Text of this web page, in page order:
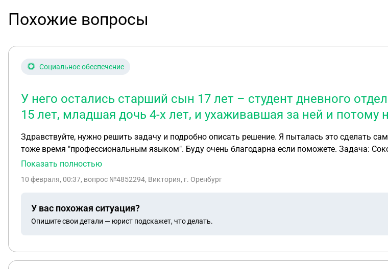
Похожие вопросы
Социальное обеспечение
У него остались старший сын 17 лет – студент дневного
15 лет, младшая дочь 4-х лет, и ухаживавшая за ней и
Здравствуйте, нужно решить задачу и подробно описать решение. Я пыталась это сделать
тоже время "профессиональным языком". Буду очень благодарна если поможете. Задача: Соколов, работавший шахтером на шахте «Союз», расположенной в г.
Мирный, погиб 21 июня 2019 года от взрыва метана. У него остались старший сын 17 лет –
страховую пенсию по случаю потери кормильца.
Показать полностью
10 февраля, 00:37, вопрос №4852294, Виктория, г. Оренбург
У вас похожая ситуация?
Опишите свои детали — юрист подскажет, что делать.